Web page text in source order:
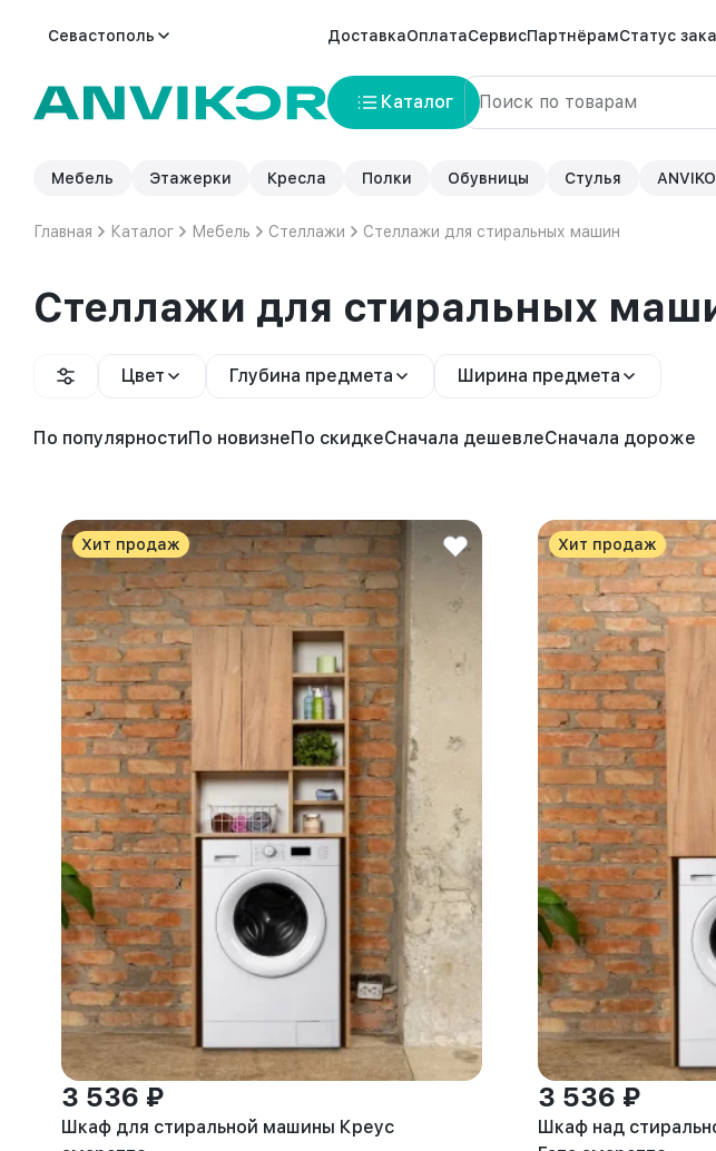
Севастополь ДоставкаОплатаСервисПартнёрамСтатус
Каталог
Мебель Этажерки Кресла Полки Обувницы Стулья
Главная Каталог Мебель Стеллажи Стеллажи для стиральных машин
Стеллажи для стиральных
Цвет Глубина предмета Ширина предмета
По популярностиПо новизнеПо скидкеСначала дешевлеСначала дороже
Хит продаж
3 536 ₽
Шкаф для стиральной машины Креус
Хит продаж
3 536 ₽
Шкаф над